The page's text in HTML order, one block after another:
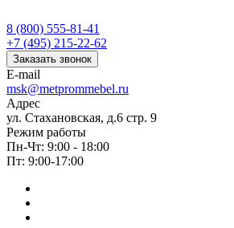
8 (800) 555-81-41
+7 (495) 215-22-62
Заказать звонок
E-mail
msk@metprommebel.ru
Адрес
ул. Стахановская, д.6 стр. 9
Режим работы
Пн-Чт: 9:00 - 18:00
Пт: 9:00-17:00